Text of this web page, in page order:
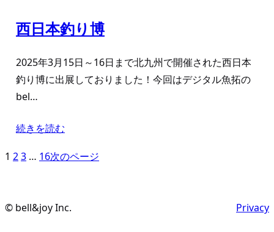
西日本釣り博
2025年3月15日～16日まで北九州で開催された西日本
釣り博に出展しておりました！今回はデジタル魚拓の
bel…
続きを読む
1 23 … 16次のページ
© bell&joy Inc. Privacy